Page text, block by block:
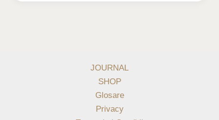
JOURNAL
SHOP
Glosare
Privacy